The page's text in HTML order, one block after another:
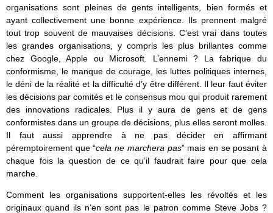
organisations sont pleines de gents intelligents, bien formés et
ayant collectivement une bonne expérience. Ils prennent malgré
tout trop souvent de mauvaises décisions. C’est vrai dans toutes
les grandes organisations, y compris les plus brillantes comme
chez Google, Apple ou Microsoft. L’ennemi ? La fabrique du
conformisme, le manque de courage, les luttes politiques internes,
le déni de la réalité et la difficulté d’y être différent. Il leur faut éviter
les décisions par comités et le consensus mou qui produit rarement
des innovations radicales. Plus il y aura de gens et de gens
conformistes dans un groupe de décisions, plus elles seront molles.
Il faut aussi apprendre à ne pas décider en affirmant
péremptoirement que “cela ne marchera pas” mais en se posant à
chaque fois la question de ce qu’il faudrait faire pour que cela
marche.
Comment les organisations supportent-elles les révoltés et les
originaux quand ils n’en sont pas le patron comme Steve Jobs ?